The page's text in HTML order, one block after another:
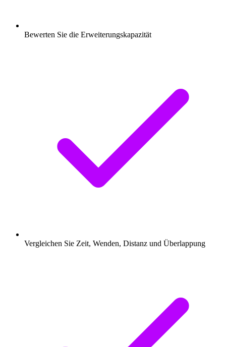
Bewerten Sie die Erweiterungskapazität
Vergleichen Sie Zeit, Wenden, Distanz und Überlappung